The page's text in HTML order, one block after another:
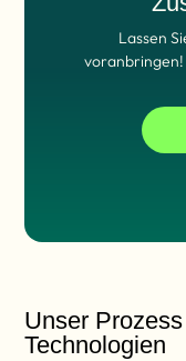
Lassen
voranbringen!
Unser
Technologien